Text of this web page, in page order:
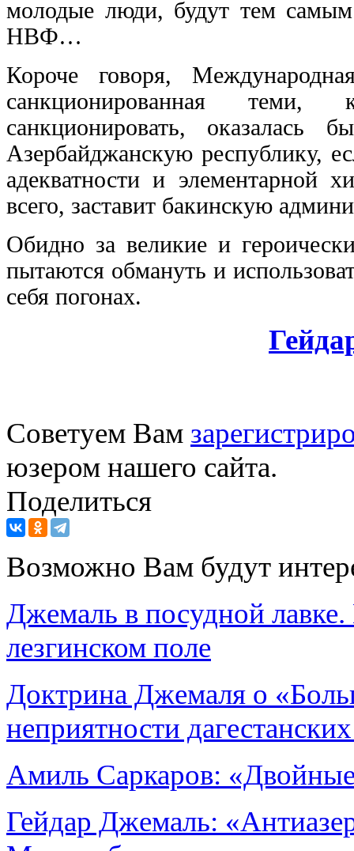
молодые люди, будут тем
НВФ…
Короче говоря,
санкционированная
санкционировать,
Азербайджанскую республику,
адекватности и элементарной
всего, заставит бакинскую
Обидно за великие и
пытаются обмануть и
себя погонах.
Советуем Вам
юзером нашего сайта.
Поделиться
Возможно Вам будут
Джемаль в посудной
лезгинском поле
Доктрина Джемаля о
неприятности
Амиль Саркаров:
Гейдар Джемаль: